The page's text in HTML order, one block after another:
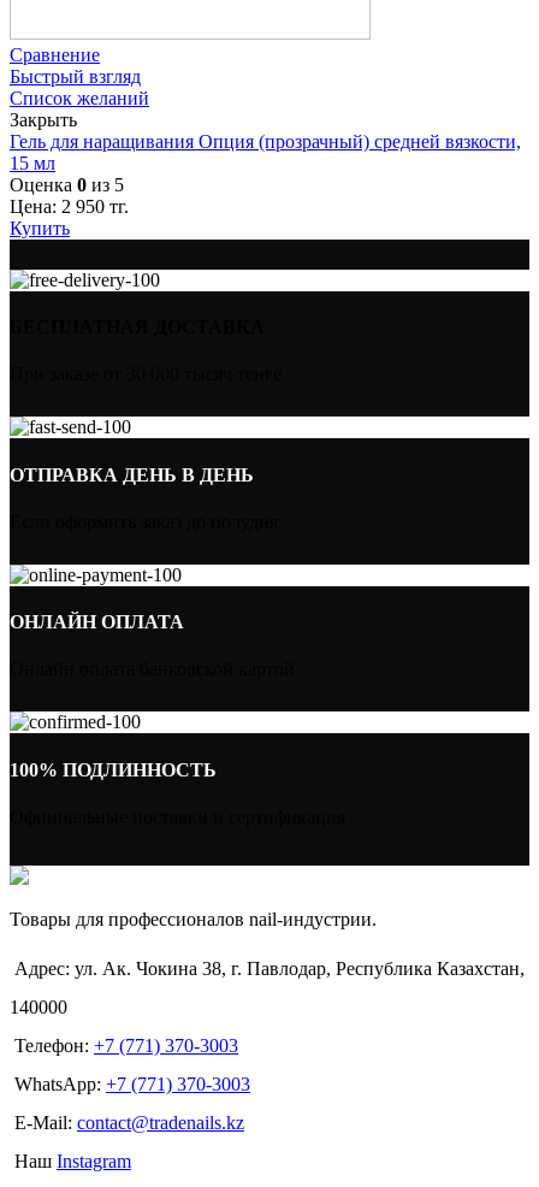
Сравнение
Быстрый взгляд
Список желаний
Закрыть
Гель для наращивания Опция (прозрачный) средней вязкости,
15 мл
Оценка 0 из 5
Цена: 2 950 тг.
Купить
ОТПРАВКА ДЕНЬ В ДЕНЬ
ОНЛАЙН ОПЛАТА
100% ПОДЛИННОСТЬ
Товары для профессионалов nail-индустрии.
Адрес: ул. Ак. Чокина 38, г. Павлодар, Республика Казахстан,
140000
Телефон: +7 (771) 370-3003
WhatsApp: +7 (771) 370-3003
E-Mail: contact@tradenails.kz
Наш Instagram